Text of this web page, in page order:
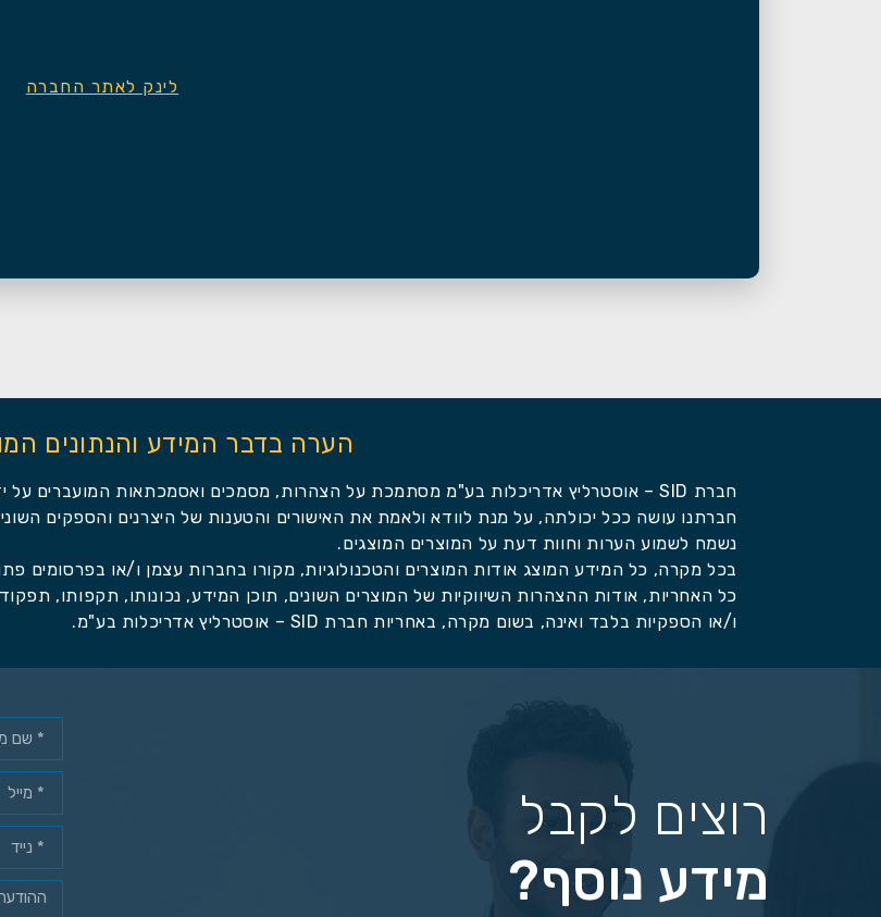
לינק לאתר החברה
הערה בדבר המידע והנתונים
חברת SID – אוסטרליץ אדריכלות בע"מ מסתמכת על הצהרות, מסמכים ואסמכתאות המועברים על ידי החברות השונות לגביי מוצריהם.
חברתנו עושה ככל יכולתה, על מנת לוודא ולאמת את האישורים והטענות של היצרנים והספקים
נשמח לשמוע הערות וחוות דעת על המוצרים המוצגים.
בכל מקרה, כל המידע המוצג אודות המוצרים והטכנולוגיות, מקורו בחברות עצמן ו/או בפרסומים
כל האחריות, אודות ההצהרות השיווקיות של המוצרים השונים, תוכן המידע, נכונותו, תקפותו,
ו/או הספקיות בלבד ואינה, בשום מקרה, באחריות חברת SID – אוסטרליץ אדריכלות בע"מ.
רוצים לקבל
מידע נוסף?